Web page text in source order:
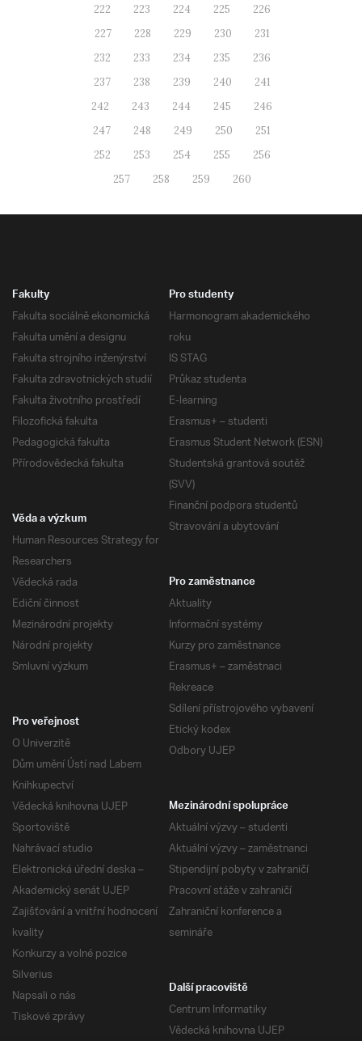
222
223 224 225
226
227
228 229 230
231
232
233 234 235
236
237
238 239 240
241
242
243 244 245
246
247
248 249 250
251
252
253 254 255
256
257
258 259 260
Fakulty
Fakulta sociálně ekonomická
Fakulta umění a designu
Fakulta strojního inženýrství
Fakulta zdravotnických studií
Fakulta životního prostředí
Filozofická fakulta
Pedagogická fakulta
Přírodovědecká fakulta
Pro studenty
Harmonogram akademického
roku
IS STAG
Průkaz studenta
E-learning
Erasmus+ – studenti
Erasmus Student Network (ESN)
Studentská grantová soutěž
(SVV)
Finanční podpora studentů
Stravování a ubytování
Věda a výzkum
Human Resources Strategy for
Researchers
Vědecká rada
Ediční činnost
Mezinárodní projekty
Národní projekty
Smluvní výzkum
Pro zaměstnance
Aktuality
Informační systémy
Kurzy pro zaměstnance
Erasmus+ – zaměstnaci
Rekreace
Sdílení přístrojového vybavení
Etický kodex
Odbory UJEP
Pro veřejnost
O Univerzitě
Dům umění Ústí nad Labem
Knihkupectví
Vědecká knihovna UJEP
Sportoviště
Nahrávací studio
Elektronická úřední deska –
Akademický senát UJEP
Zajišťování a vnitřní hodnocení
kvality
Konkurzy a volné pozice
Silverius
Napsali o nás
Tiskové zprávy
Mezinárodní spolupráce
Aktuální výzvy – studenti
Aktuální výzvy – zaměstnanci
Stipendijní pobyty v zahraničí
Pracovní stáže v zahraničí
Zahraniční konference a
semináře
Další pracoviště
Centrum Informatiky
Vědecká knihovna UJEP